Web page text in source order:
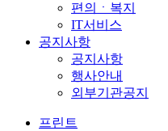
편의ㆍ복지
IT서비스
공지사항
공지사항
행사안내
외부기관공지
프린트